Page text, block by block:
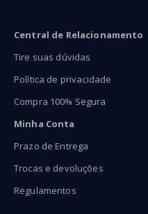
Central de Relacionamento
Tire suas dúvidas
Política de privacidade
Compra 100% Segura
Minha Conta
Prazo de Entrega
Trocas e devoluções
Regulamentos